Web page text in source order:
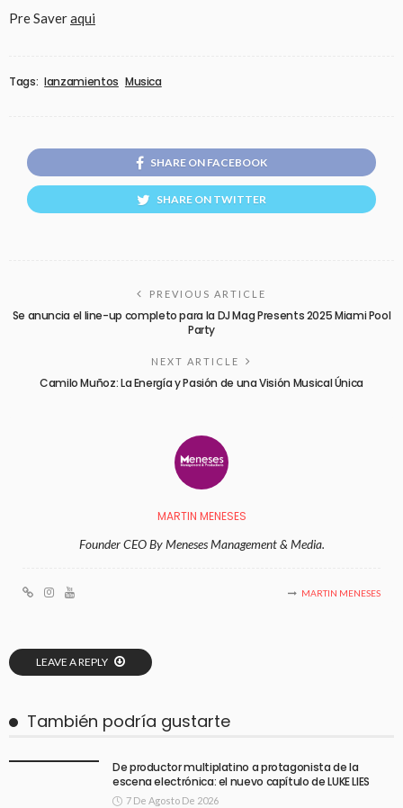
Pre Saveraqui
Tags: lanzamientos Musica
SHARE ON FACEBOOK
SHARE ON TWITTER
PREVIOUS ARTICLE
Se anuncia el line-up completo para la DJ Mag Presents 2025 Miami Pool
Party
NEXT ARTICLE
Camilo Muñoz: La Energía y Pasión de una Visión Musical Única
MARTIN MENESES
Founder CEO By Meneses Management & Media.
MARTIN MENESES
LEAVE A REPLY
También podría gustarte
De productor multiplatino a protagonista de la
escena electrónica: el nuevo capítulo de LUKE LIES
7 De Agosto De 2026